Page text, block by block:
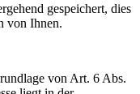
gespeichert, dies
von Ihnen.
von Art. 6 Abs.